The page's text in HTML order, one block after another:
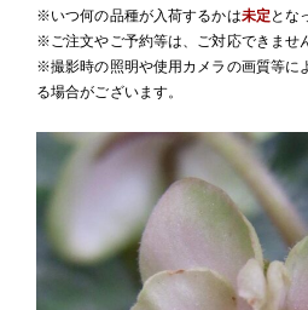
※いつ何の品種が入荷するかは未定とな
※ご注文やご予約等は、ご対応できませ
※撮影時の照明や使用カメラの画質等に
る場合がございます。